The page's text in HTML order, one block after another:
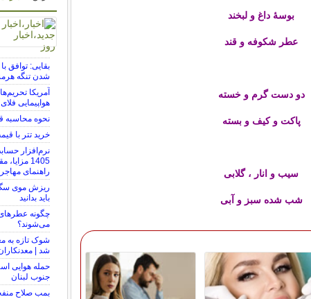
بوسۀ داغ و لبخند
عطر شکوفه و قند
دو دست گرم و خسته
پاکت و کیف و بسته
سیب و انار ، گلابی
شب شده سبز و آبی
بقایی: توافق
شدن تنگه
آمریکا
هواپیمایی
نحوه محاسبه
خرید تتر با
نرم‌افزار
1405
راهنمای
باید بدانید
چگونه
می‌شوند؟
شد |
حمله هوایی
جنوب لبنان
بمب صلاح